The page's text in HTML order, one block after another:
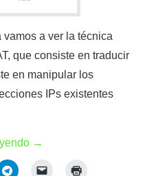
vamos a ver la técnica
que consiste en traducir
en manipular los
IPs existentes
→